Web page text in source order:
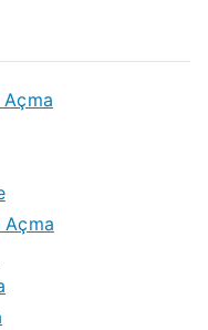
Açma
Açma